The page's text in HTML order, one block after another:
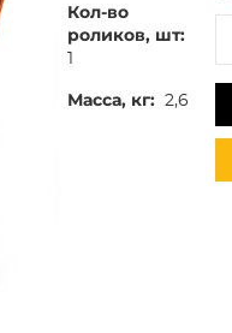
Кол-во
роликов, шт:
Масса, кг: 2,6